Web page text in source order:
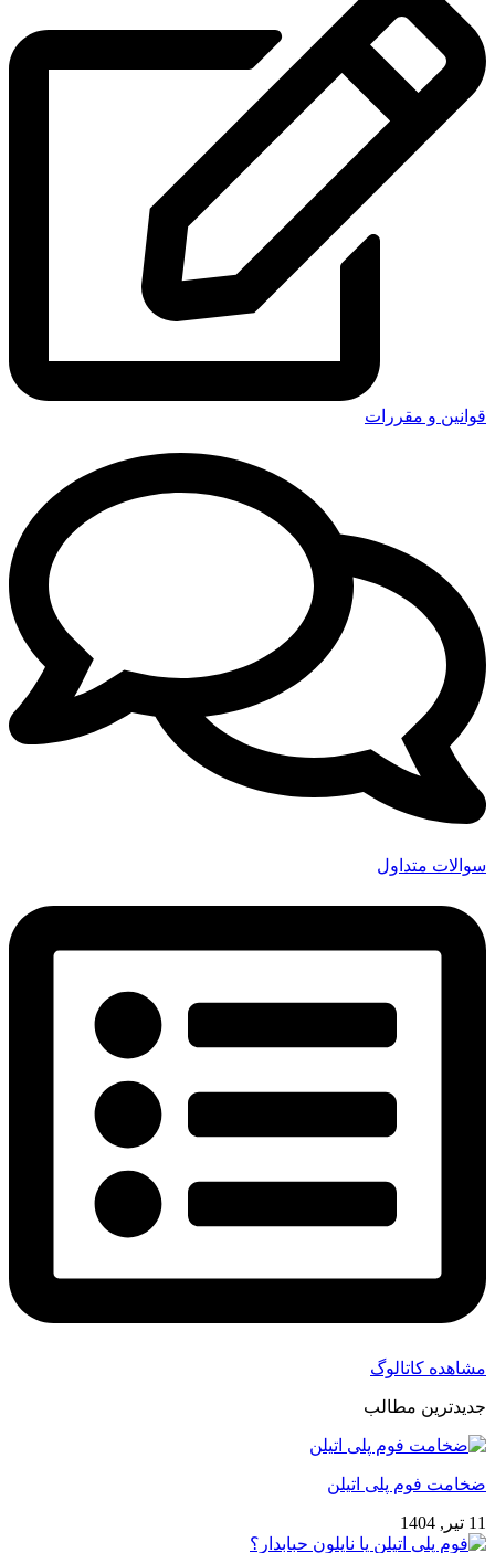
قوانین و مقررات
سوالات متداول
مشاهده کاتالوگ
جدیدترین مطالب
ضخامت فوم پلی اتیلن
11 تیر, 1404